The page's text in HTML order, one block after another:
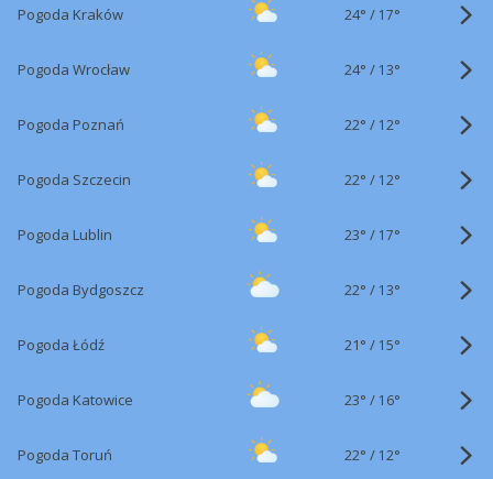
Pogoda Kraków 24° / 17°
Pogoda Wrocław 24° / 13°
Pogoda Poznań 22° / 12°
Pogoda Szczecin 22° / 12°
Pogoda Lublin 23° / 17°
Pogoda Bydgoszcz 22° / 13°
Pogoda Łódź 21° / 15°
Pogoda Katowice 23° / 16°
Pogoda Toruń 22° / 12°